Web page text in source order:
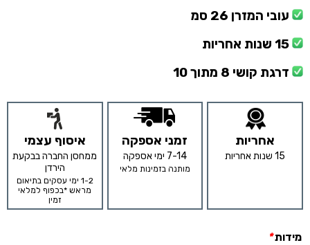
עובי המזרן 26 סמ
דרגת קושי 8 מתוך 10
אחריות
15 שנות אחריות
זמני אספקה
7-14 ימי אספקה
מותנה בזמינות מלאי
איסוף עצמי
ממחסן החברה בבקעת
הירדן
1-2 ימי עסקים בתיאום
מראש *בכפוף למלאי
זמין
מידות*